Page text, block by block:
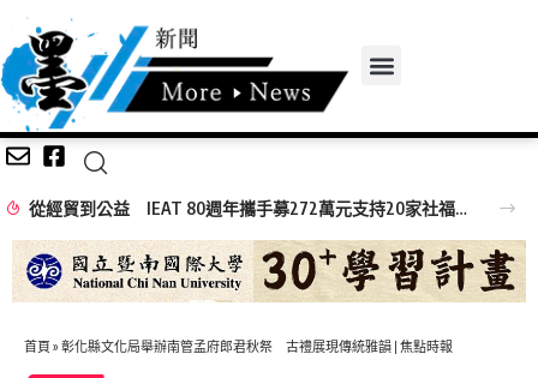
從經貿到公益 IEAT 80週年攜手募272萬元支持20家社福機構
首頁 » 彰化縣文化局舉辦南管孟府郎君秋祭 古禮展現傳統雅韻 | 焦點時報